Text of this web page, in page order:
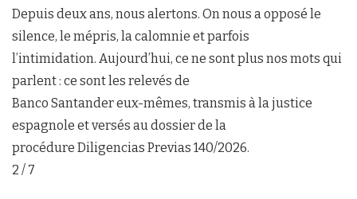
Depuis deux ans, nous alertons. On nous a opposé le
silence, le mépris, la calomnie et parfois
l’intimidation. Aujourd’hui, ce ne sont plus nos mots qui
parlent : ce sont les relevés de
Banco Santander eux-mêmes, transmis à la justice
espagnole et versés au dossier de la
procédure Diligencias Previas 140/2026.
2 / 7